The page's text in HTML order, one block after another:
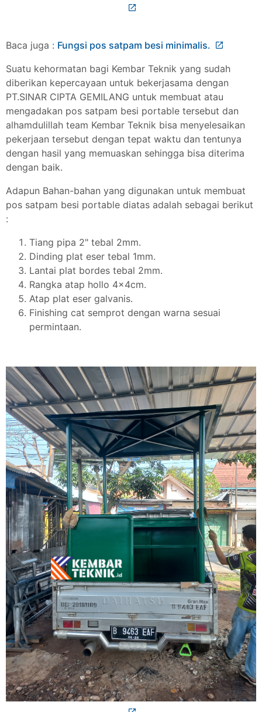
Baca juga : Fungsi pos satpam besi minimalis.
Suatu kehormatan bagi Kembar Teknik yang sudah
diberikan kepercayaan untuk bekerjasama dengan
PT.SINAR CIPTA GEMILANG untuk membuat atau
mengadakan pos satpam besi portable tersebut dan
alhamdulillah team Kembar Teknik bisa menyelesaikan
pekerjaan tersebut dengan tepat waktu dan tentunya
dengan hasil yang memuaskan sehingga bisa diterima
dengan baik.
Adapun Bahan-bahan yang digunakan untuk membuat
pos satpam besi portable diatas adalah sebagai berikut
:
Tiang pipa 2" tebal 2mm.
Dinding plat eser tebal 1mm.
Lantai plat bordes tebal 2mm.
Rangka atap hollo 4x4cm.
Atap plat eser galvanis.
Finishing cat semprot dengan warna sesuai
permintaan.